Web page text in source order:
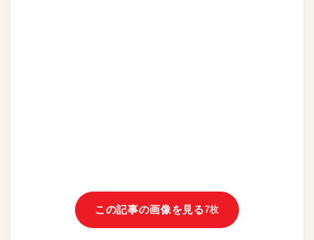
この記事の画像を見る7枚